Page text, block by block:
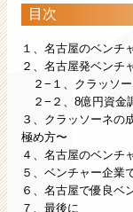
目次
１、名古屋のベンチ
２、名古屋発ベンチ
２−１、クラッソ
２−２、8億円資金
３、クラッソーネの
極め方〜
４、名古屋のベンチ
５、ベンチャー企業
６、名古屋で優良ベ
７、最後に